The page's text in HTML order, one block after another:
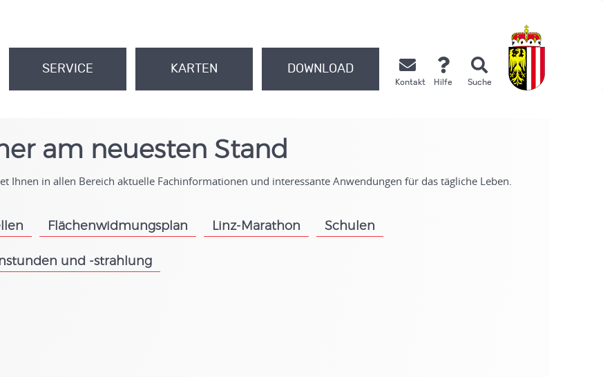
SERVICE KARTEN DOWNLOAD
Kontakt Hilfe Suche
am neuesten Stand
Ihnen in allen Bereich aktuelle Fachinformationen und interessante Anwendungen für das tägliche Leben.
Flächenwidmungsplan
.
Linz-Marathon Schulen
und -strahlung